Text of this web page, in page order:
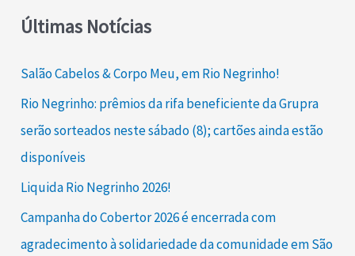
Últimas Notícias
Salão Cabelos & Corpo Meu, em Rio Negrinho!
Rio Negrinho: prêmios da rifa beneficiente da Grupra
serão sorteados neste sábado (8); cartões ainda estão
disponíveis
Liquida Rio Negrinho 2026!
Campanha do Cobertor 2026 é encerrada com
agradecimento à solidariedade da comunidade em São